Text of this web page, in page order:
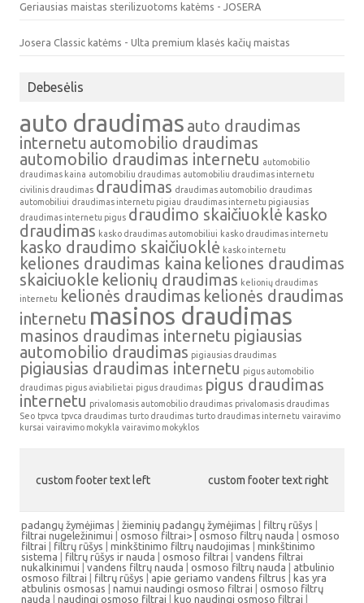
Geriausias maistas sterilizuotoms katėms - JOSERA
Josera Classic katėms - Ulta premium klasės kačių maistas
Debesėlis
auto draudimas auto draudimas
internetu automobilio draudimas
automobilio draudimas internetu automobilio
draudimas kaina automobiliu draudimas automobiliu draudimas internetu
civilinis draudimas draudimas draudimas automobilio draudimas
automobiliui draudimas internetu pigiau draudimas internetu pigiausias
draudimas internetu pigus draudimo skaičiuoklė kasko
draudimas kasko draudimas automobiliui kasko draudimas internetu
kasko draudimo skaičiuoklė kasko internetu
keliones draudimas kaina keliones draudimas
skaiciuokle kelionių draudimas kelionių draudimas
internetu
kelionės draudimas kelionės draudimas
internetu masinos draudimas
masinos draudimas internetu pigiausias
automobilio draudimas pigiausias draudimas
pigiausias draudimas internetu pigus automobilio
draudimas pigus aviabilietai pigus draudimas pigus draudimas
internetu privalomasis automobilio draudimas privalomasis draudimas
Seo tpvca tpvca draudimas turto draudimas turto draudimas internetu vairavimo
kursai vairavimo mokykla vairavimo mokyklos
custom footer text left custom footer text right
padangų žymėjimas žieminių padangų žymėjimas filtrų rūšys
filtrai nugeležinimui
osmoso filtrai> | osmoso filtrų nauda
osmoso
filtrai
filtrų rūšys minkštinimo filtrų naudojimas
minkštinimo
sistema
filtrų rūšys ir nauda osmoso filtrai
vandens filtrai
nukalkinimui
vandens filtrų nauda osmoso filtrų nauda
atbulinio
osmoso filtrai
filtrų rūšys apie geriamo vandens filtrus
kas yra
atbulinis osmosas
namui naudingi osmoso filtrai
osmoso filtrų
nauda
naudingi osmoso filtrai kuo naudingi osmoso filtrai